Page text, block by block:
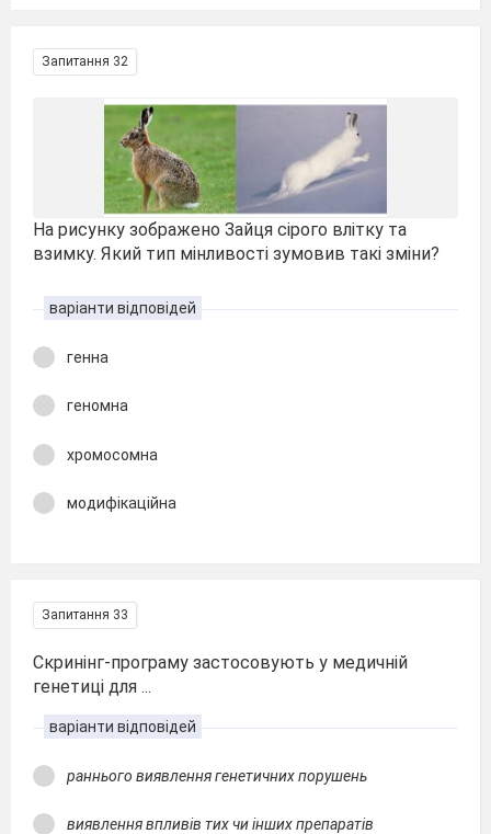
Запитання 32
На рисунку зображено Зайця сірого влітку та
взимку. Який тип мінливості зумовив такі зміни?
варіанти відповідей
генна
геномна
хромосомна
модифікаційна
Запитання 33
Скринінг-програму застосовують у медичній
генетиці для ...
варіанти відповідей
раннього виявлення генетичних порушень
виявлення впливів тих чи інших препаратів